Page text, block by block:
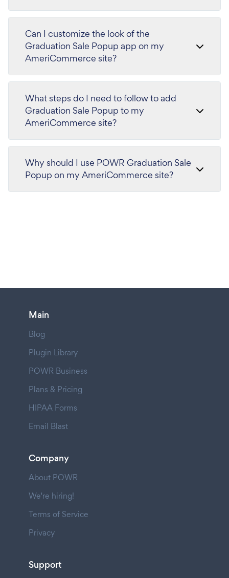
Can I customize the look of the
Graduation Sale Popup app on my
AmeriCommerce site?
What steps do I need to follow to add
Graduation Sale Popup to my
AmeriCommerce site?
Why should I use POWR Graduation Sale
Popup on my AmeriCommerce site?
Main
Blog
Plugin Library
POWR Business
Plans & Pricing
HIPAA Forms
Email Blast
Company
About POWR
We're hiring!
Terms of Service
Privacy
Support